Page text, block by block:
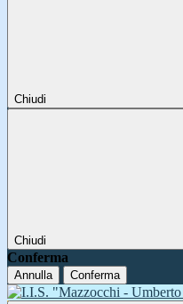
Chiudi
Chiudi
Conferma
Annulla Conferma